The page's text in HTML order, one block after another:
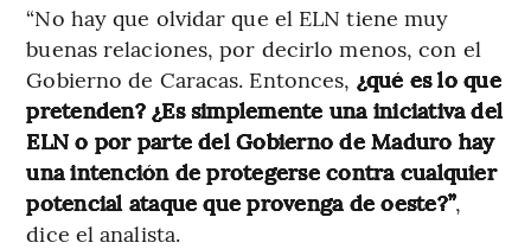
“No hay que olvidar que el ELN tiene muy
buenas relaciones, por decirlo menos, con el
Gobierno de Caracas. Entonces, ¿qué es lo que
pretenden? ¿Es simplemente una iniciativa del
ELN o por parte del Gobierno de Maduro hay
una intención de protegerse contra cualquier
potencial ataque que provenga de oeste?”,
dice el analista.